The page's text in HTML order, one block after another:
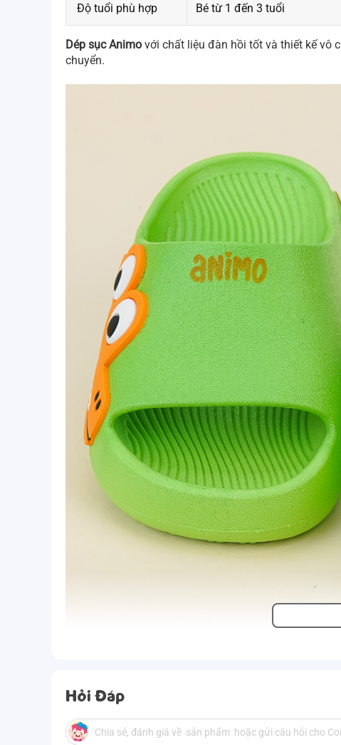
Độ tuổi phù hợp Bé từ 1 đến 3 tuổi
Dép sục Animo với chất liệu đàn hồi tốt và thiết kế vô
chuyển.
. Sản phẩm bền chắc theo thời gian;
Hỏi Đáp